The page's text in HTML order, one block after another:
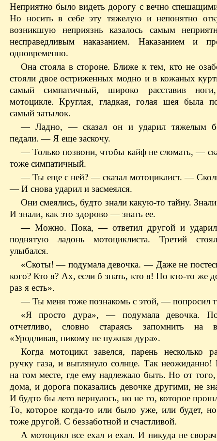
Неприятно было видеть дорогу с вечно
Но носить в себе эту тяжелую и непонятно
возникшую неприязнь казалось самым
несправедливым наказанием. Наказанием и
одновременно.
Она стояла в стороне. Ближе к тем, кто не
стояли двое остриженных модно и в кожаных
самый симпатичный, широко расставив
мотоцикле. Круглая, гладкая, голая шея была
самый затылок.
— Ладно, — сказал он и ударил тяжелым
педали. — Я еще заскочу.
— Только позвони, чтобы кайф не сломать, —
тоже симпатичный.
— Ты еще с ней? — сказал мотоциклист. —
— И снова ударил и засмеялся.
Они смеялись, будто знали какую-то тайну.
И знали, как это здорово — знать ее.
— Можно. Пока, — ответил другой и
поднятую ладонь мотоциклиста. Третий
улыбался.
«Скоты! — подумала девочка. — Даже не
кого? Кто я? Ах, если б знать, кто я! Но кто-то же
раз я есть».
— Ты меня тоже познакомь с этой, — попросил
«Я просто дура», — подумала девочка.
отчетливо, словно стараясь запомнить на
«Уродливая, никому не нужная дура».
Когда мотоцикл завелся, парень несколько
ручку газа, и выглянуло солнце. Так
на том месте, где ему надлежало быть. Но от
дома, и дорога показались девочке другими, не
И будто бы лето вернулось, но не то, которое
То, которое когда-то или было уже, или будет,
тоже другой. С беззаботной и счастливой.
А мотоцикл все ехал и ехал. И никуда не